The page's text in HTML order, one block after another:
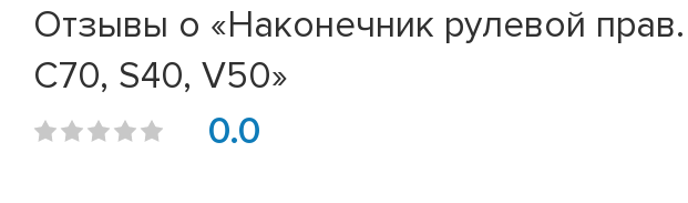
Отзывы о «Наконечник рулевой
C70, S40, V50»
0.0